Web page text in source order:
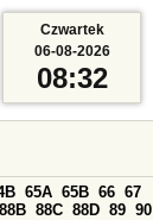
65A 65B 66 67
88B 88C 88D 89 90
Czwartek
06-08-2026
08:32